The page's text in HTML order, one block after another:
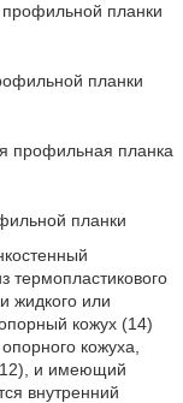
планки
планки
профильная планка
планки
термопластикового
жидкого или
кожух (14)
кожуха,
и имеющий
внутренний